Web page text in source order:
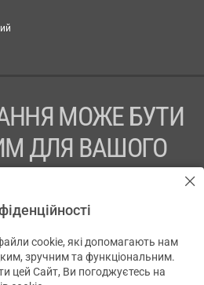
МОЖЕ БУТИ
ДЛЯ ВАШОГО
ПРОКОНСУЛЬТУЙТЕСЬ
Код ЄДРПОУ 43631965.
cookie, які допомагають нам
зручним та функціональним.
цей Сайт, Ви погоджуєтесь на
✕